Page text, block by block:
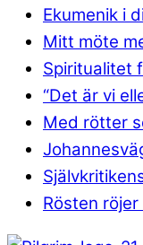
Ekumenik i
Mitt möte
Spiritualitet
“Det är vi
Med rötter
Rösten